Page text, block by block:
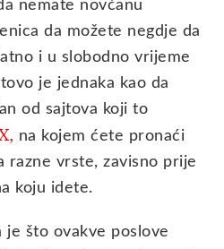
nemate novčanu
da možete negdje da
i u slobodno vrijeme
je jednaka kao da
od sajtova koji to
na kojem ćete pronaći
razne vrste, zavisno prije
koju idete.
je što ovakve poslove